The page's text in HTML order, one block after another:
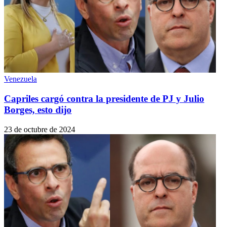
Venezuela
Capriles cargó contra la presidente de PJ y Julio
Borges, esto dijo
23 de octubre de 2024